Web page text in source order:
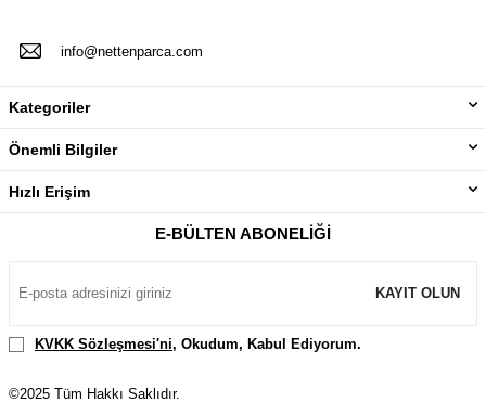
info@nettenparca.com
Kategoriler
Önemli Bilgiler
Hızlı Erişim
E-BÜLTEN ABONELIĞI
KAYIT OLUN
KVKK Sözleşmesi'ni, Okudum, Kabul Ediyorum.
©2025 Tüm Hakkı Saklıdır.